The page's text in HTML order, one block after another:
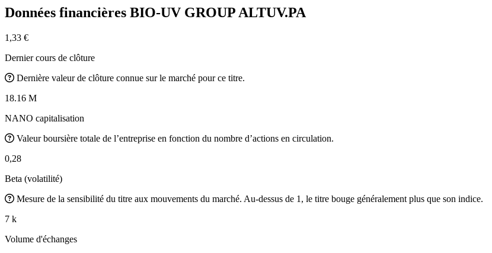
Données financières BIO-UV GROUP ALTUV.PA
1,33 €
Dernier cours de clôture
Dernière valeur de clôture connue sur le marché pour ce titre.
18.16 M
NANO capitalisation
Valeur boursière totale de l’entreprise en fonction du nombre d’actions en circulation.
0,28
Beta (volatilité)
Mesure de la sensibilité du titre aux mouvements du marché. Au-dessus de 1, le titre bouge généralement plus que son indice.
7 k
Volume d'échanges